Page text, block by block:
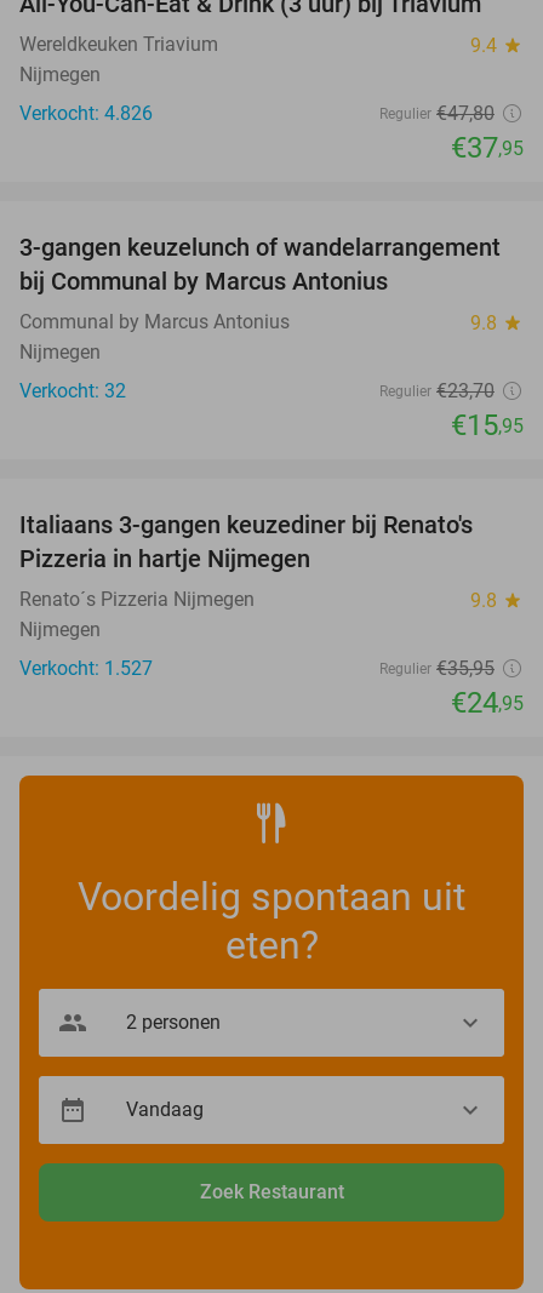
21%
Wereldkeuken Triavium 9.4 star
Nijmegen
Verkocht: 4.826
Regulier €47,80
€37,95
33%
3-gangen keuzelunch of wandelarrangement
bij Communal by Marcus Antonius
Communal by Marcus Antonius 9.8 star
Nijmegen
Verkocht: 32
Regulier €23,70
€15,95
31%
Italiaans 3-gangen keuzediner bij Renato's
Pizzeria in hartje Nijmegen
Renato´s Pizzeria Nijmegen 9.8 star
Nijmegen
Verkocht: 1.527
Regulier €35,95
€24,95
Voordelig spontaan uit
eten?
Zoek Restaurant